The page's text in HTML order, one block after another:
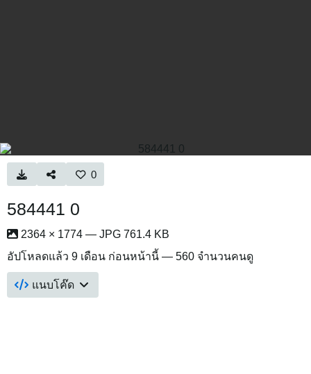
0
584441 0
2364 × 1774 — JPG 761.4 KB
อัปโหลดแล้ว 9 เดือน ก่อนหน้านี้ — 560 จำนวนคนดู
แนบโค๊ด